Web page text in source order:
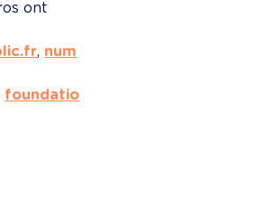
ont
, num
foundatio